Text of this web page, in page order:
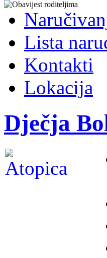
Lista
Kontakti
Lokacija
Dječja